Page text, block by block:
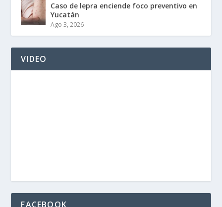
Caso de lepra enciende foco preventivo en
Yucatán
Ago 3, 2026
VIDEO
FACEBOOK